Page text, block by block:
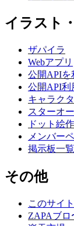
イラスト
ザパイラ
Webアプリ
公開APIを
公開API利
キャラク
スターオ
ドット絵
メンバー
掲示板一覧
その他
このサイ
ZAPAブロ